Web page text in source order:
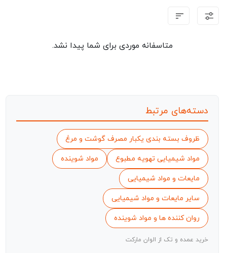
متاسفانه موردی برای شما پیدا نشد.
دسته‌های مرتبط
ظروف بسته بندی یکبار مصرف گوشت و مرغ
مواد شیمیایی تهویه مطبوع مواد شوینده
مایعات و مواد شیمیایی
سایر مایعات و مواد شیمیایی
روان کننده ها و مواد شوینده
خرید عمده و تک از الوان مارکت